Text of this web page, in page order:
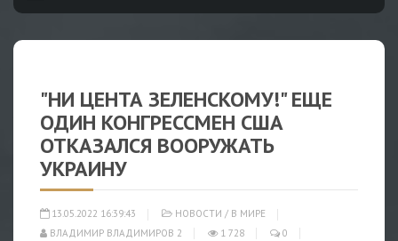
"НИ ЦЕНТА ЗЕЛЕНСКОМУ!" ЕЩЕ
ОДИН КОНГРЕССМЕН США
ОТКАЗАЛСЯ ВООРУЖАТЬ
УКРАИНУ
13.05.2022 16:39:43 НОВОСТИ / В МИРЕ
ВЛАДИМИР ВЛАДИМИРОВ 2
1 728 0